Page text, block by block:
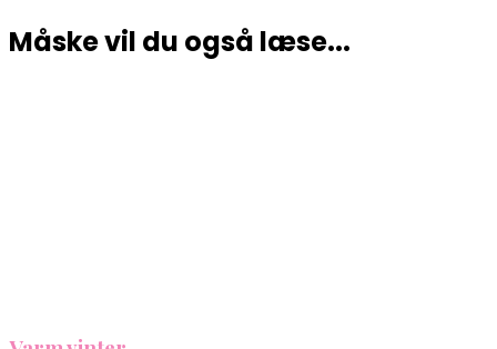
Måske vil du også læse...